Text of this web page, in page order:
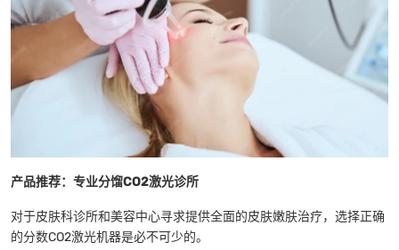
产品推荐：专业分馏CO2激光诊所
对于皮肤科诊所和美容中心寻求提供全面的皮肤嫩肤治疗，选择正确
的分数CO2激光机器是必不可少的。